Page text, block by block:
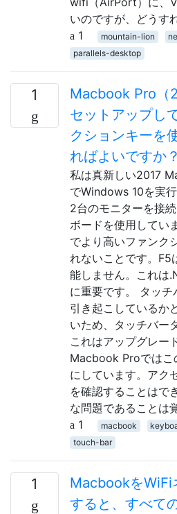
いのですが、どうす
1
mountain-lion
parallels-desktop
1
Macbook Pro（
セットアップし
クションキーを
ればよいですか？
私は真新しい2017
でWindows 10を実
2台のモニターを接
ボードを使用してい
でより高いファンク
れないことです。F5
能しません。これは
に重要です。 タッ
引き起こしているか
いため、タッチバー
これはアップグレー
Macbook Proではこ
にしています。アク
を確認することはで
な問題であることは
1
macbook
touch-bar
1
MacbookをWiFi
すると、すべて